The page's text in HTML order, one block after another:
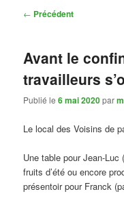
Navigation
← Précédent
Avant le
travailleurs
Publié le6 mai 2020par
Le local des Voisins de
Une table pour Jean-
fruits d’été ou encore
présentoir pour Franck